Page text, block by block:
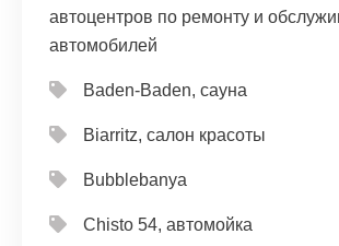
автоцентров по ремонту и
автомобилей
Baden-Baden, сауна
Biarritz, салон красоты
Bubblebanya
Chisto 54, автомойка